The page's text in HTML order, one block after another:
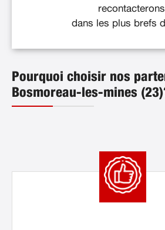
recontacterons
dans les plus brefs
Pourquoi choisir nos
Bosmoreau-les-mines